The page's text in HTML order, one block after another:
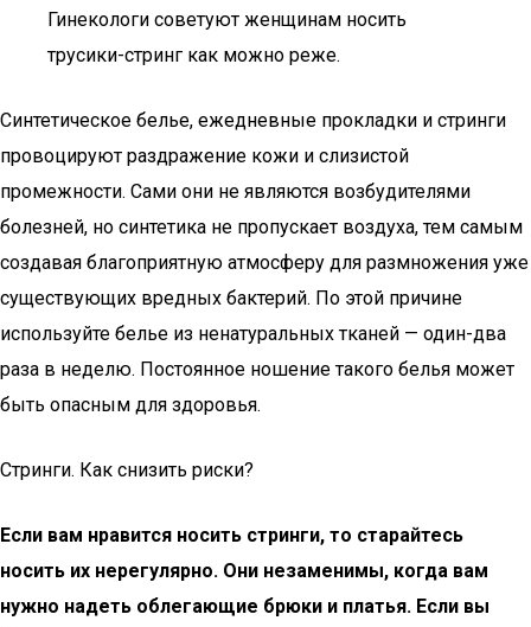
Гинекологи советуют женщинам носить
трусики-стринг как можно реже.
Синтетическое белье, ежедневные прокладки и стринги
провоцируют раздражение кожи и слизистой
промежности. Сами они не являются возбудителями
болезней, но синтетика не пропускает воздуха, тем самым
создавая благоприятную атмосферу для размножения уже
существующих вредных бактерий. По этой причине
используйте белье из ненатуральных тканей — один-два
раза в неделю. Постоянное ношение такого белья может
быть опасным для здоровья.
Стринги. Как снизить риски?
Если вам нравится носить стринги, то старайтесь
носить их нерегулярно. Они незаменимы, когда вам
нужно надеть облегающие брюки и платья. Если вы